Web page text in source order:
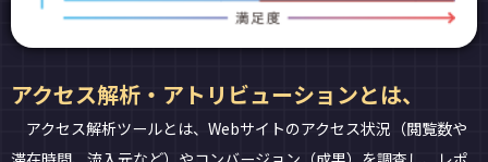
アクセス解析・アトリビューションとは、
アクセス解析ツールとは、Webサイトのアクセス状況（閲覧数や